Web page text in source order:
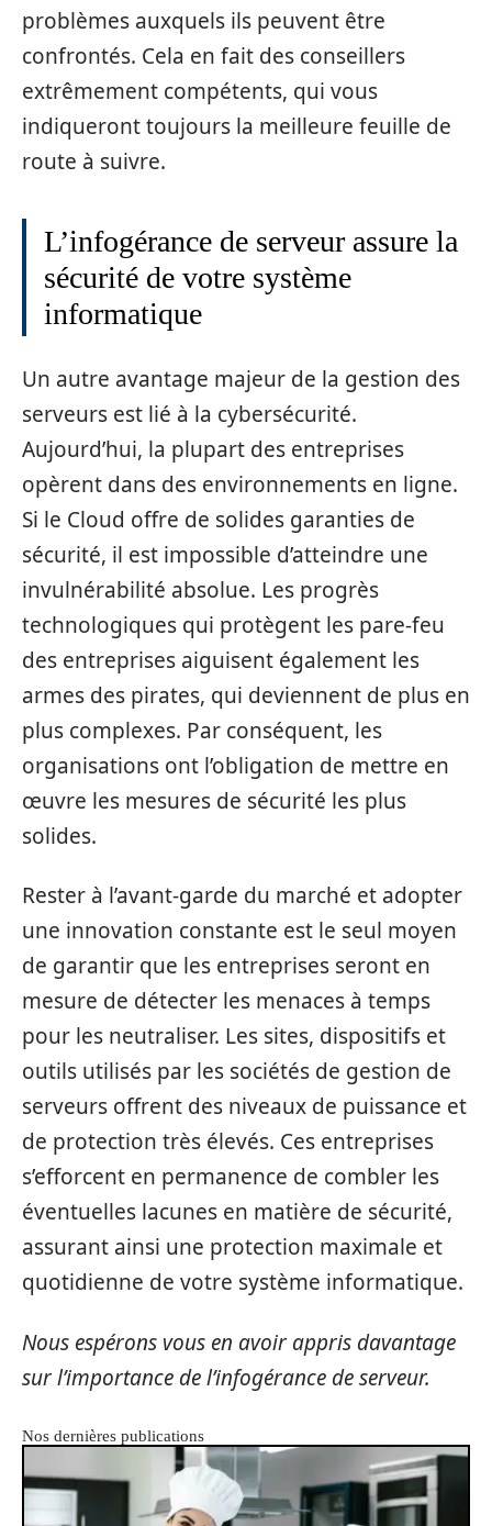
problèmes auxquels ils peuvent être
confrontés. Cela en fait des conseillers
extrêmement compétents, qui vous
indiqueront toujours la meilleure feuille de
route à suivre.
L’infogérance de serveur assure la
sécurité de votre système
informatique
Un autre avantage majeur de la gestion des
serveurs est lié à la cybersécurité.
Aujourd’hui, la plupart des entreprises
opèrent dans des environnements en ligne.
Si le Cloud offre de solides garanties de
sécurité, il est impossible d’atteindre une
invulnérabilité absolue. Les progrès
technologiques qui protègent les pare-feu
des entreprises aiguisent également les
armes des pirates, qui deviennent de plus en
plus complexes. Par conséquent, les
organisations ont l’obligation de mettre en
œuvre les mesures de sécurité les plus
solides.
Rester à l’avant-garde du marché et adopter
une innovation constante est le seul moyen
de garantir que les entreprises seront en
mesure de détecter les menaces à temps
pour les neutraliser. Les sites, dispositifs et
outils utilisés par les sociétés de gestion de
serveurs offrent des niveaux de puissance et
de protection très élevés. Ces entreprises
s’efforcent en permanence de combler les
éventuelles lacunes en matière de sécurité,
assurant ainsi une protection maximale et
quotidienne de votre système informatique.
Nous espérons vous en avoir appris davantage
sur l’importance de l’infogérance de serveur.
Nos dernières publications